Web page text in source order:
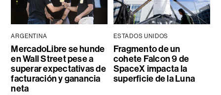
ARGENTINA
MercadoLibre se hunde
en Wall Street pese a
superar expectativas de
facturación y ganancia
neta
ESTADOS UNIDOS
Fragmento de un
cohete Falcon 9 de
SpaceX impacta la
superficie de la Luna